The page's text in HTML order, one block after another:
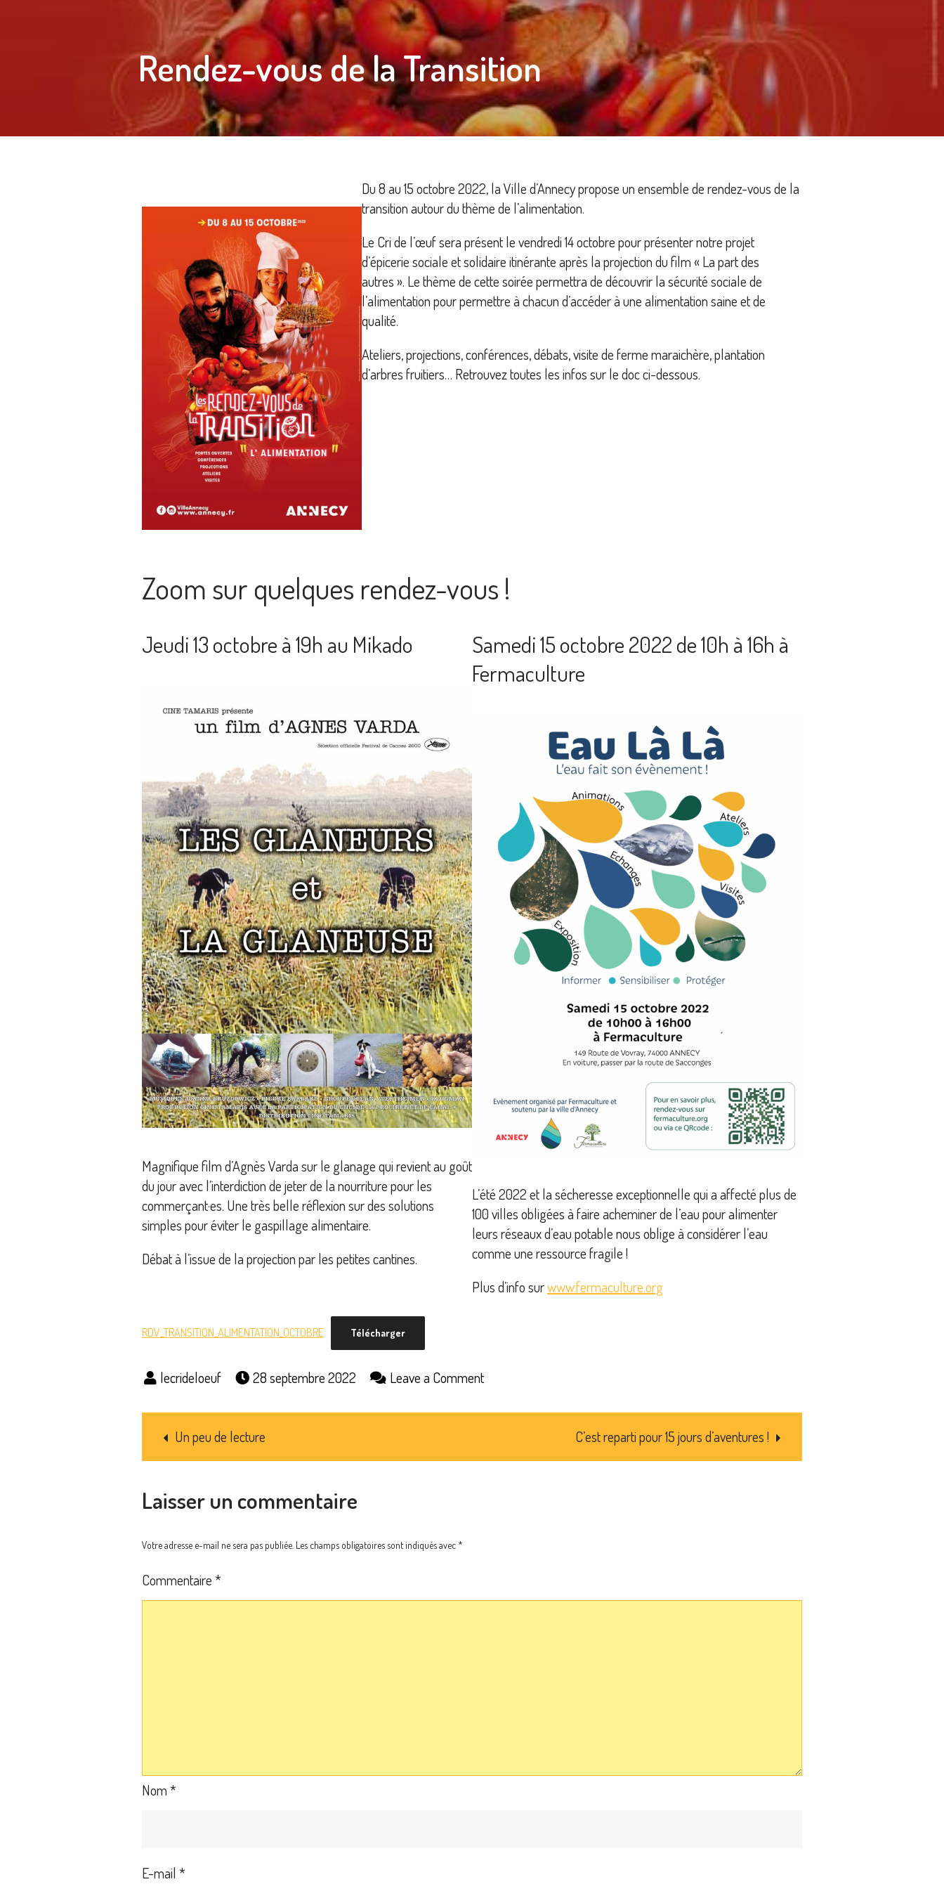
Rendez-vous de la Transition
Du 8 au 15 octobre 2022, la Ville d’Annecy propose un ensemble de rendez-vous de la
transition autour du thème de l’alimentation.
Le Cri de l’œuf sera présent le vendredi 14 octobre pour présenter notre projet
d’épicerie sociale et solidaire itinérante après la projection du film « La part des
autres ». Le thème de cette soirée permettra de découvrir la sécurité sociale de
l’alimentation pour permettre à chacun d’accéder à une alimentation saine et de
qualité.
Ateliers, projections, conférences, débats, visite de ferme maraichère, plantation
d’arbres fruitiers… Retrouvez toutes les infos sur le doc ci-dessous.
Zoom sur quelques rendez-vous !
Jeudi 13 octobre à 19h au Mikado
Magnifique film d’Agnès Varda sur le glanage qui revient au goût
du jour avec l’interdiction de jeter de la nourriture pour les
commerçant·es. Une très belle réflexion sur des solutions
simples pour éviter le gaspillage alimentaire.
Débat à l’issue de la projection par les petites cantines.
Samedi 15 octobre 2022 de 10h à 16h à
Fermaculture
L’été 2022 et la sécheresse exceptionnelle qui a affecté plus de
100 villes obligées à faire acheminer de l’eau pour alimenter
leurs réseaux d’eau potable nous oblige à considérer l’eau
comme une ressource fragile !
Plus d’info surwww.fermaculture.org
RDV_TRANSITION_ALIMENTATION_OCTOBRE Télécharger
28 septembre 2022 Leave a Commenton
vous
Navigation
l’article
Un peu de lecture C’est reparti pour 15 jours d’aventures !
Laisser un commentaire
Votre adresse e-mail ne sera pas publiée. Les champs obligatoires sont indiqués avec *
Commentaire*
Nom*
E-mail *